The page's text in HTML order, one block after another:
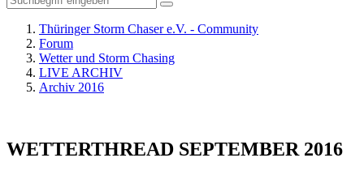
Thüringer Storm Chaser e.V. - Community
Forum
Wetter und Storm Chasing
LIVE ARCHIV
Archiv 2016
WETTERTHREAD SEPTEMBER 2016